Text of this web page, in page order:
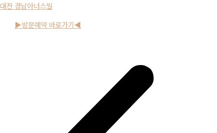
대전 경남아너스빌
▶방문예약 바로가기◀